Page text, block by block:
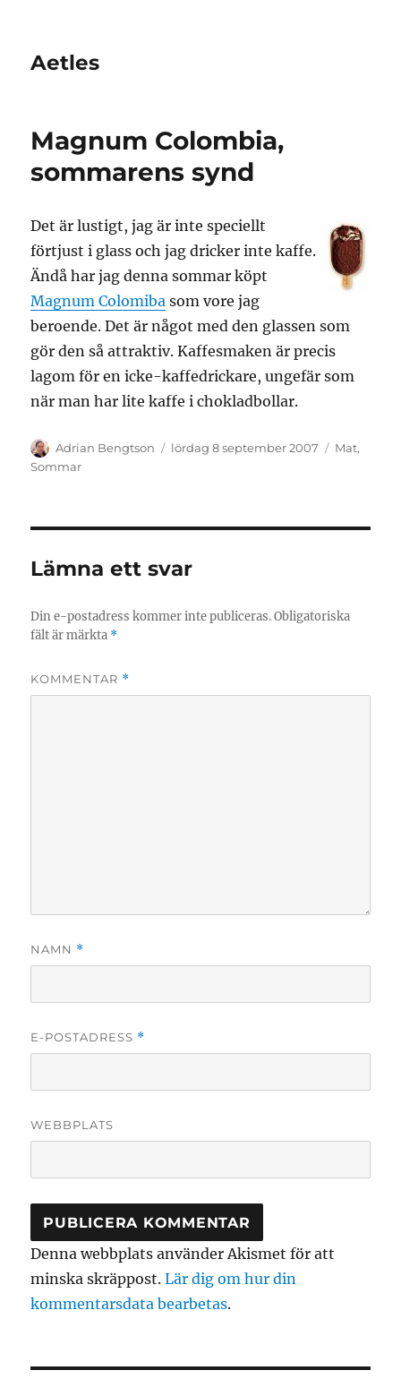
Aetles
Magnum Colombia,
sommarens synd
Det är lustigt, jag är inte speciellt
förtjust i glass och jag dricker inte kaffe.
Ändå har jag denna sommar köpt
Magnum Colomiba som vore jag
beroende. Det är något med den glassen som
gör den så attraktiv. Kaffesmaken är precis
lagom för en icke-kaffedrickare, ungefär som
när man har lite kaffe i chokladbollar.
Författare
Adrian Bengtson
Publicerat
lördag 8 september 2007 Kategorier
Mat,
Sommar
Lämna ett svar
Din e-postadress kommer inte publiceras. Obligatoriska
fält är märkta *
KOMMENTAR *
NAMN *
E-POSTADRESS *
WEBBPLATS
Denna webbplats använder Akismet för att
minska skräppost.Lär dig om hur din
kommentarsdata bearbetas.